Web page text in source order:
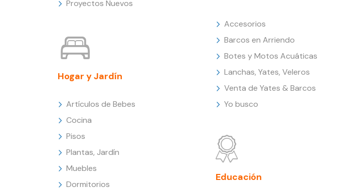
Proyectos Nuevos
Hogar y Jardín
Artículos de Bebes
Cocina
Pisos
Plantas, Jardín
Muebles
Dormitorios
Accesorios
Barcos en Arriendo
Botes y Motos Acuáticas
Lanchas, Yates, Veleros
Venta de Yates & Barcos
Yo busco
Educación